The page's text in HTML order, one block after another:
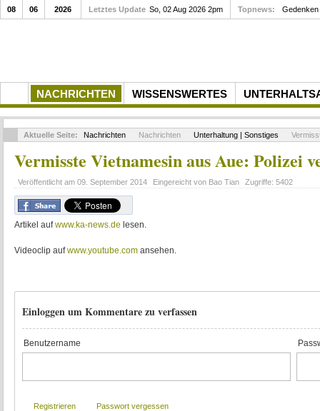
NACHRICHTEN WISSENSWERTES
08 06 2026 Letztes Update So, 02 Aug 2026 2pm Topnews:
Gedenkfeier zum 10. Todestag von
Aktuelle Seite: Nachrichten Nachrichten Unterhaltung | Sonstiges
Vermisste Vietnamesin aus Aue: Polizei
Veröffentlicht am 09. September 2014 Eingereicht von Bao Tian Zugriffe: 5402
Artikel aufwww.ka-news.de lesen.
Videoclip aufwww.youtube.com ansehen.
Einloggen um Kommentare zu verfassen
Benutzername
Registrieren Passwort vergessen